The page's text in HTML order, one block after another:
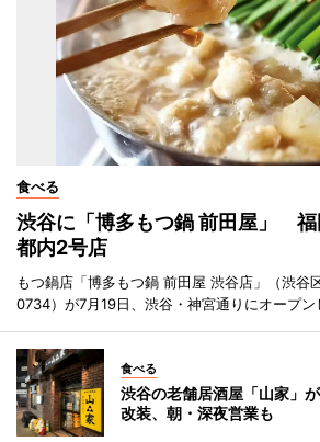
食べる
渋谷に「博多もつ鍋 前田屋」 福
都内2号店
もつ鍋店「博多もつ鍋 前田屋 渋谷店」（渋
0734）が7月19日、渋谷・神宮通りにオープン
食べる
渋谷の老舗居酒屋「山家」
改装、朝・深夜営業も